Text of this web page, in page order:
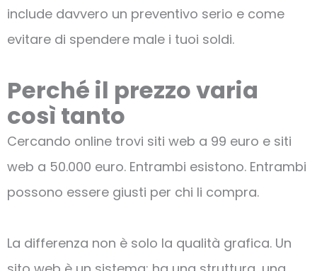
include davvero un preventivo serio e come
evitare di spendere male i tuoi soldi.
Perché il prezzo varia
così tanto
Cercando online trovi siti web a 99 euro e siti
web a 50.000 euro. Entrambi esistono. Entrambi
possono essere giusti per chi li compra.
La differenza non è solo la qualità grafica. Un